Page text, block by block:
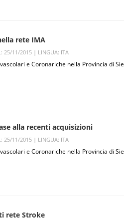
rete IMA
25/11/2015 | LINGUA: ITA
e Coronariche nella Provincia di
alla recenti acquisizioni
25/11/2015 | LINGUA: ITA
e Coronariche nella Provincia di
rete Stroke